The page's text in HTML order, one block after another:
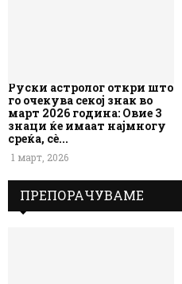
Руски астролог откри што
го очекува секој знак во
март 2026 година: Овие 3
знаци ќе имаат најмногу
среќа, сè...
1 март, 2026
ПРЕПОРАЧУВАМЕ